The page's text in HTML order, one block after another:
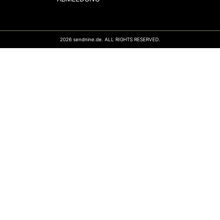
2026 sendnine.de. ALL RIGHTS RESERVED.